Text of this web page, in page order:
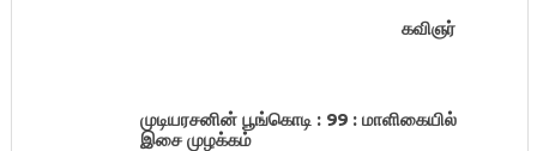
கவிஞர்
முடியரசனின் பூங்கொடி : 99 : மாளிகையில்
இசை முழக்கம்